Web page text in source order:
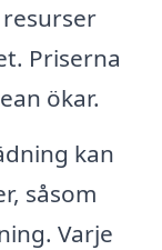
Priserna
ökar.
kan
såsom
Varje